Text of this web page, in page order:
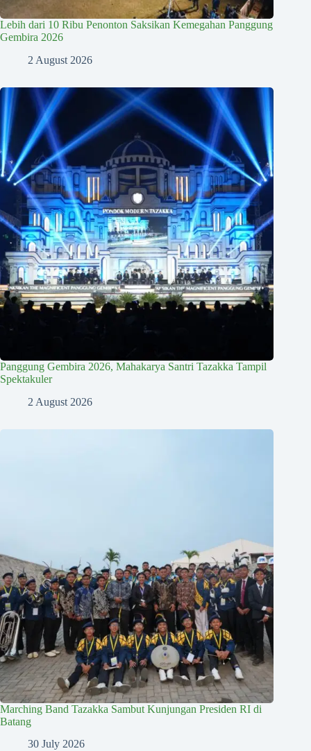
Lebih dari 10 Ribu Penonton Saksikan Kemegahan Panggung
Gembira 2026
2 August 2026
Panggung Gembira 2026, Mahakarya Santri Tazakka Tampil
Spektakuler
2 August 2026
Marching Band Tazakka Sambut Kunjungan Presiden RI di
Batang
30 July 2026